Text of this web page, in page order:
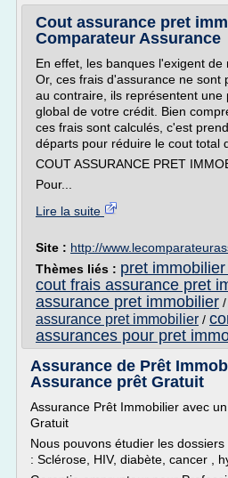
Cout assurance pret
Comparateur Assurance
En effet, les banques l'exigent de
Or, ces frais d'assurance ne sont
au contraire, ils représentent
global de votre crédit. Bien
ces frais sont calculés, c'est
départs pour réduire le cout total
COUT ASSURANCE PRET
Pour...
Lire la suite
Site : http://
Thèmes liés : pret
cout frais assurance pret
assurance pret immobilier /
assurance pret immobilier /
assurances pour pret
Assurance de Prêt
Assurance prêt Gratuit
Assurance Prêt Immobilier avec
Gratuit
Nous pouvons étudier les
: Sclérose, HIV, diabète, cancer ,